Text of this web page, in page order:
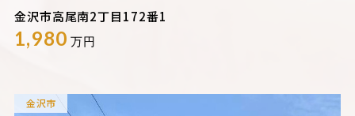
金沢市高尾南2丁目172番1
1,980 万円
金沢市